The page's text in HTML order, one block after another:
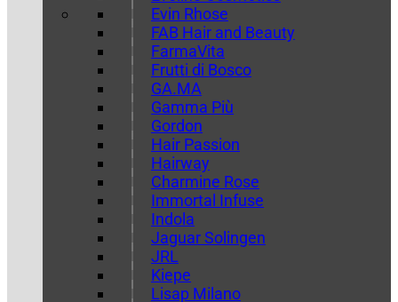
Evin Rhose
FAB Hair and Beauty
FarmaVita
Frutti di Bosco
GA.MA
Gamma Più
Gordon
Hair Passion
Hairway
Charmine Rose
Immortal Infuse
Indola
Jaguar Solingen
JRL
Kiepe
Lisap Milano